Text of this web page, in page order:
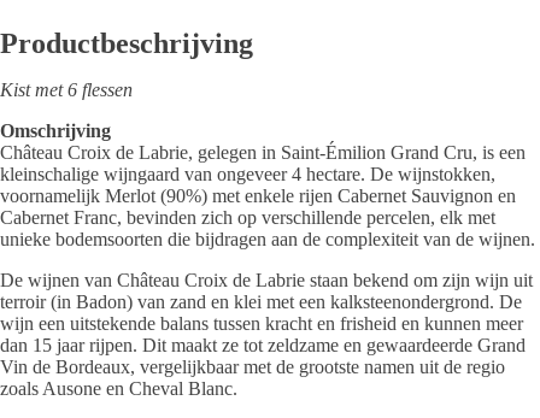
Productbeschrijving
Kist met 6 flessen
Omschrijving
Château Croix de Labrie, gelegen in Saint-Émilion Grand Cru, is een
kleinschalige wijngaard van ongeveer 4 hectare. De wijnstokken,
voornamelijk Merlot (90%) met enkele rijen Cabernet Sauvignon en
Cabernet Franc, bevinden zich op verschillende percelen, elk met
unieke bodemsoorten die bijdragen aan de complexiteit van de wijnen.
De wijnen van Château Croix de Labrie staan bekend om zijn wijn uit
terroir (in Badon) van zand en klei met een kalksteenondergrond. De
wijn een uitstekende balans tussen kracht en frisheid en kunnen meer
dan 15 jaar rijpen. Dit maakt ze tot zeldzame en gewaardeerde Grand
Vin de Bordeaux, vergelijkbaar met de grootste namen uit de regio
zoals Ausone en Cheval Blanc.